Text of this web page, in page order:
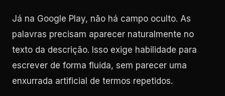
Já na Google Play, não há campo oculto. As
palavras precisam aparecer naturalmente no
texto da descrição. Isso exige habilidade para
escrever de forma fluida, sem parecer uma
enxurrada artificial de termos repetidos.